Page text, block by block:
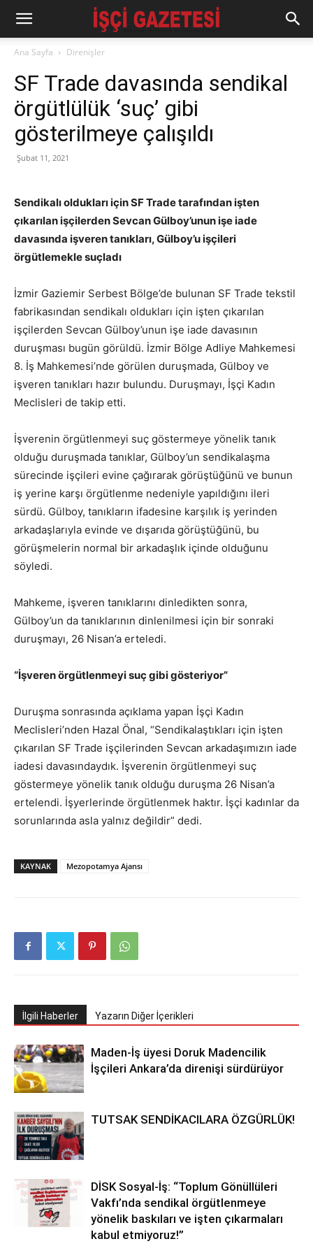
Ana Sayfa Direnişler
SF Trade davasında sendikal
örgütlülük ‘suç’ gibi
gösterilmeye çalışıldı
Şubat 11, 2021
Sendikalı oldukları için SF Trade tarafından işten
çıkarılan işçilerden Sevcan Gülboy’unun işe iade
davasında işveren tanıkları, Gülboy’u işçileri
örgütlemekle suçladı
İzmir Gaziemir Serbest Bölge’de bulunan SF Trade tekstil
fabrikasından sendikalı oldukları için işten çıkarılan
işçilerden Sevcan Gülboy’unun işe iade davasının
duruşması bugün görüldü. İzmir Bölge Adliye Mahkemesi
8. İş Mahkemesi’nde görülen duruşmada, Gülboy ve
işveren tanıkları hazır bulundu. Duruşmayı, İşçi Kadın
Meclisleri de takip etti.
İşverenin örgütlenmeyi suç göstermeye yönelik tanık
olduğu duruşmada tanıklar, Gülboy’un sendikalaşma
sürecinde işçileri evine çağırarak görüştüğünü ve bunun
iş yerine karşı örgütlenme nedeniyle yapıldığını ileri
sürdü. Gülboy, tanıkların ifadesine karşılık iş yerinden
arkadaşlarıyla evinde ve dışarıda görüştüğünü, bu
görüşmelerin normal bir arkadaşlık içinde olduğunu
söyledi.
Mahkeme, işveren tanıklarını dinledikten sonra,
Gülboy’un da tanıklarının dinlenilmesi için bir sonraki
duruşmayı, 26 Nisan’a erteledi.
“İşveren örgütlenmeyi suç gibi gösteriyor”
Duruşma sonrasında açıklama yapan İşçi Kadın
Meclisleri’nden Hazal Önal, “Sendikalaştıkları için işten
çıkarılan SF Trade işçilerinden Sevcan arkadaşımızın iade
iadesi davasındaydık. İşverenin örgütlenmeyi suç
göstermeye yönelik tanık olduğu duruşma 26 Nisan’a
ertelendi. İşyerlerinde örgütlenmek haktır. İşçi kadınlar da
sorunlarında asla yalnız değildir” dedi.
KAYNAK Mezopotamya Ajansı
İlgili Haberler Yazarın Diğer İçerikleri
Maden-İş üyesi Doruk Madencilik
İşçileri Ankara’da direnişi sürdürüyor
TUTSAK SENDİKACILARA ÖZGÜRLÜK!
DİSK Sosyal-İş: “Toplum Gönüllüleri
Vakfı’nda sendikal örgütlenmeye
yönelik baskıları ve işten çıkarmaları
kabul etmiyoruz!”